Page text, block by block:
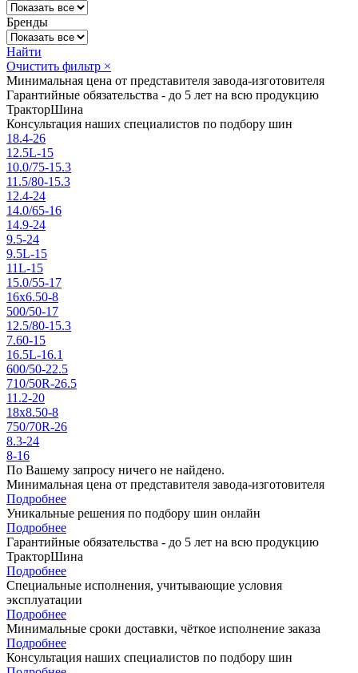
Бренды
Найти
Очистить фильтр ×
Минимальная цена от представителя завода-изготовителя
Гарантийные обязательства - до 5 лет на всю продукцию
ТракторШина
Консультация наших специалистов по подбору шин
18.4-26
12.5L-15
10.0/75-15.3
11.5/80-15.3
12.4-24
14.0/65-16
14.9-24
9.5-24
9.5L-15
11L-15
15.0/55-17
16x6.50-8
500/50-17
12.5/80-15.3
7.60-15
16.5L-16.1
600/50-22.5
710/50R-26.5
11.2-20
18x8.50-8
750/70R-26
8.3-24
8-16
По Вашему запросу ничего не найдено.
Минимальная цена от представителя завода-изготовителя
Подробнее
Уникальные решения по подбору шин онлайн
Подробнее
Гарантийные обязательства - до 5 лет на всю продукцию
ТракторШина
Подробнее
Специальные исполнения, учитывающие условия
эксплуатации
Подробнее
Минимальные сроки доставки, чёткое исполнение заказа
Подробнее
Консультация наших специалистов по подбору шин